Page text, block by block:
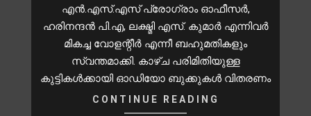
എൻ.എസ്.എസ് പ്രോഗ്രാം ഓഫീസർ,
ഹരിനന്ദൻ പി.എ, ലക്ഷ്മി എസ്. കുമാർ എന്നിവർ
മികച്ച വോളന്റീർ എന്നീ ബഹുമതികളും
സ്വന്തമാക്കി. കാഴ്ച പരിമിതിയുള്ള
കുട്ടികൾക്കായി ഓഡിയോ ബുക്കുകൾ വിതരണം
CONTINUE READING